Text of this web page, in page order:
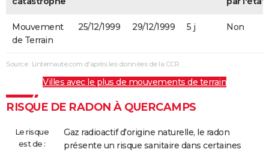
Mouvement
de Terrain
25/12/1999 29/12/1999 5 j Non
Source : Linternaute.com d'après les données de la CCR
Villes avec le plus de mouvements de terrain
RISQUE DE RADON À QUERCAMPS
Le risque
est de :
Gaz radioactif d'origine naturelle, le radon
présente un risque sanitaire dans certaines